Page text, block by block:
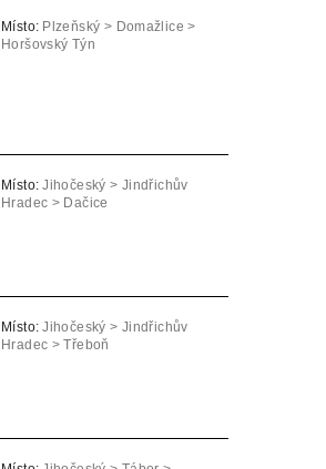
Místo: Plzeňský > Domažlice >
Horšovský Týn
Místo: Jihočeský > Jindřichův
Hradec > Dačice
Místo: Jihočeský > Jindřichův
Hradec > Třeboň